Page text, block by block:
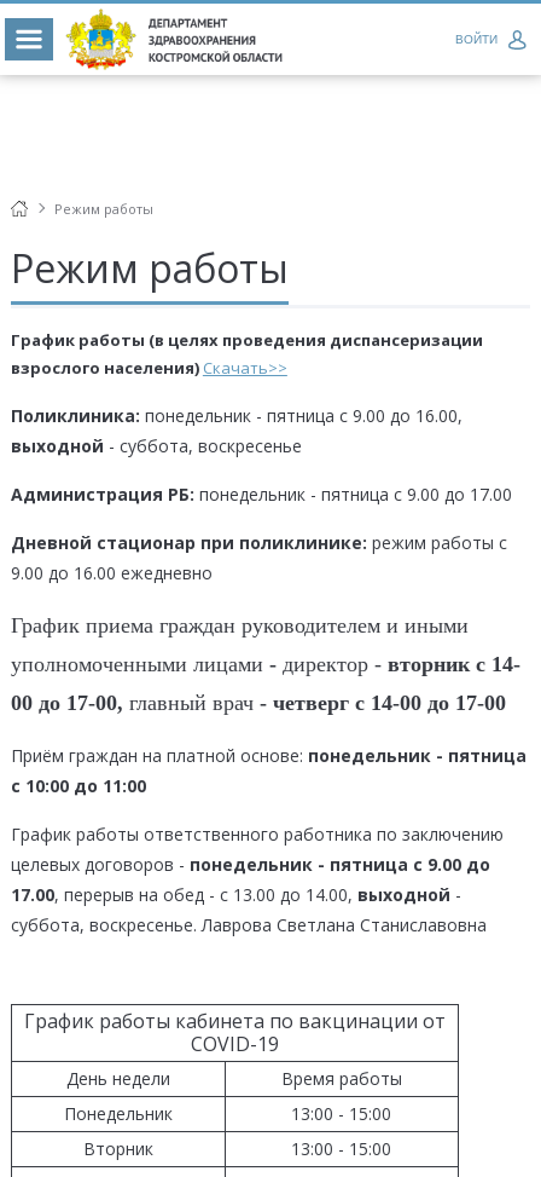
ВОЙТИ
Режим работы
Режим работы
График работы (в целях проведения диспансеризации
взрослого населения) Скачать>>
Поликлиника: понедельник - пятница с 9.00 до 16.00,
выходной - суббота, воскресенье
Администрация РБ: понедельник - пятница с 9.00 до 17.00
Дневной стационар при поликлинике: режим работы с
9.00 до 16.00 ежедневно
График приема граждан руководителем и иными
уполномоченными лицами - директор - вторник с 14-
00 до 17-00, главный врач- четверг с 14-00 до 17-00
Приём граждан на платной основе: понедельник - пятница
с 10:00 до 11:00
График работы ответственного работника по заключению
целевых договоров - понедельник - пятница с 9.00 до
17.00, перерыв на обед - с 13.00 до 14.00, выходной -
суббота, воскресенье. Лаврова Светлана Станиславовна
График работы кабинета по вакцинации от
COVID-19
День недели
Время работы
Понедельник
13:00 - 15:00
Вторник
13:00 - 15:00